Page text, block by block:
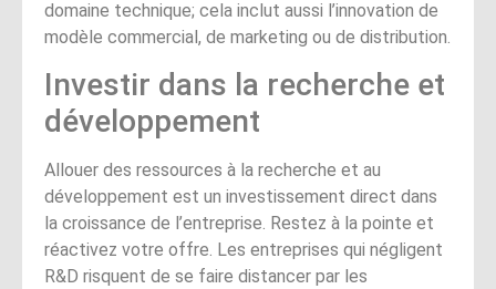
domaine technique; cela inclut aussi l’innovation de
modèle commercial, de marketing ou de distribution.
Investir dans la recherche et
développement
Allouer des ressources à la recherche et au
développement est un investissement direct dans
la croissance de l’entreprise. Restez à la pointe et
réactivez votre offre. Les entreprises qui négligent
R&D risquent de se faire distancer par les